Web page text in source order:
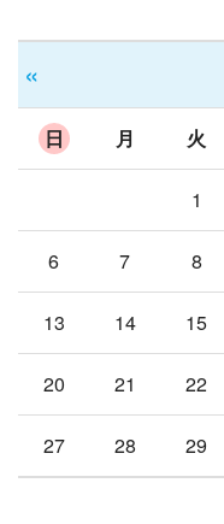
«
日 月 火
1
6 7 8
13 14 15
20 21 22
27 28 29